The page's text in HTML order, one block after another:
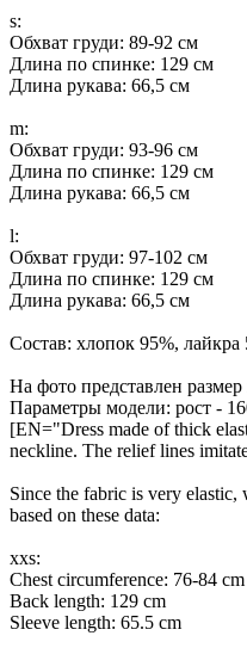
s:
Обхват груди: 89-92 см
Длина по спинке: 129 см
Длина рукава: 66,5 см
m:
Обхват груди: 93-96 см
Длина по спинке: 129 см
Длина рукава: 66,5 см
l:
Обхват груди: 97-102 см
Длина по спинке: 129 см
Длина рукава: 66,5 см
Состав: хлопок 95%, лайкра
На фото представлен размер
Параметры модели: рост -
[EN="Dress made of thick
neckline. The relief lines
Since the fabric is very elastic,
based on these data:
xxs:
Chest circumference: 76-84 cm
Back length: 129 cm
Sleeve length: 65.5 cm